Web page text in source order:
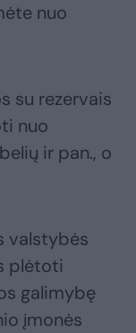
nuo
su rezervais
nuo
ir pan., o
valstybės
plėtoti
galimybę
įmonės